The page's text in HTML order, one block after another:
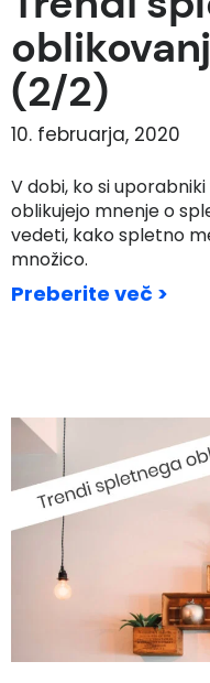
(2/2)
10. februarja, 2020
V dobi, ko si
oblikujejo mnenje o
vedeti, kako spletno
množico.
Preberite več >